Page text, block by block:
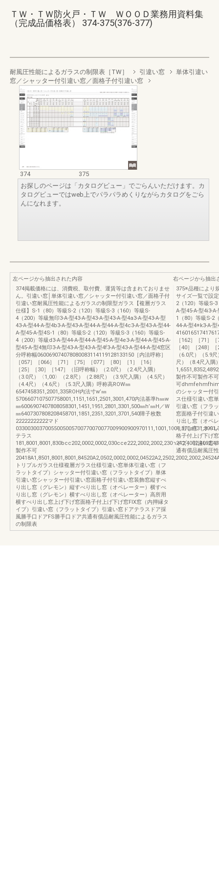
ＴＷ・ＴＷ防火戸・ＴＷ ＷＯＯＤ業務用資料集
（完成品価格表） 374-375(376-377)
耐風圧性能によるガラスの制限表［TW］ 引違い窓
単体引違い
窓／シャッター付引違い窓／面格子付引違い窓
374
375
お探しのページは「カタログビュー」でごらんいただけます。カ
タログビューではweb上でパラパラめくりながらカタログをごら
んになれます。
左ページから抽出された内容
374掲載価格には、消費税、取付費、運賃等は含まれておりませ
ん。引違い窓│単体引違い窓／シャッター付引違い窓／面格子付
引違い窓耐風圧性能によるガラスの制限型ガラス【複層ガラス
仕様】S-1（80）等級S-2（120）等級S-3（160）等級S-
4（200）等級無印3-A-型43-A-型43-A-型43-A-型4a3-A-型43-A-型
43-A-型44-A-型4b3-A-型43-A-型44-A-型44-A-型4c3-A-型43-A-型44-
A-型45-A-型4S-1（80）等級S-2（120）等級S-3（160）等級S-
4（200）等級d3-A-型44-A-型44-A-型45-A-型4e3-A-型44-A-型45-A-
型45-A-型4無印3-A-型43-A-型43-A-型4f3-A-型43-A-型44-A-型4窓区
分呼称幅060069074078080083114119128133150［内法呼称］
［057］［066］［71］［75］［077］［80］［1］［16］
［25］［30］［147］（旧呼称幅）（2.0尺）（2.4尺入隅）
（3.0尺）〈1,00〉（2.8尺）（2.88尺）（3.9尺入隅）（4.5尺）
（4.4尺）（4.6尺）（5.3尺入隅）呼称高ROW㎜
6547458351,2001,335ROH内法寸w’㎜
5706607107507758001,1151,1651,2501,3001,470内法基準h㎜w
㎜6006907407808058301,1451,1951,2801,3301,500㎜h’㎜H／W
㎜6407307808208458701,1851,2351,3201,3701,540障子枚数
22222222222マド
テラス
製作不可
トリプルガラス仕様複層ガラス仕様引違い窓単体引違い窓（フ
ラットタイプ）シャッター付引違い窓（フラットタイプ）単体
引違い窓シャッター付引違い窓面格子付引違い窓装飾窓縦すべ
り出し窓（グレモン）縦すべり出し窓（オペレーター）横すべ
り出し窓（グレモン）横すべり出し窓（オペレーター）高所用
横すべり出し窓上げ下げ窓面格子付上げ下げ窓FIX窓（内押縁タ
イプ）引違い窓（フラットタイプ）引違い窓ドアテラスドア採
風勝手口ドアFS勝手口ドア共通有償品耐風圧性能によるガラス
の制限表
右ページから抽出
375※品種により
サイズ一覧で設
2（120）等級S-3
A-型45-A-型4i3-
1（80）等級S-2
44-A-型4※k3-A-
［162］［71］
［40］［248］
（6.0尺）（5.9
尺）（8.4尺入隅
製作不可製作不
可
のシャッター付
ス仕様引違い窓
引違い窓（フラ
窓面格子付引違
り出し窓（オペ
り出し窓（オペ
格子付上げ下げ
イプ）引違い窓
通有償品耐風圧